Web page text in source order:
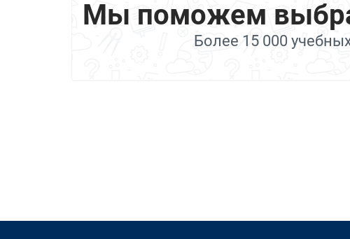
Мы поможем
Более 15 000